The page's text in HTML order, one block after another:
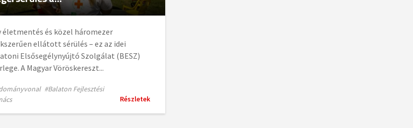
életmentés és közel háromezer
ellátott sérülés – ez az idei
Elsősegélynyújtó Szolgálat (BESZ)
A Magyar Vöröskereszt...
#Balaton Fejlesztési
Részletek